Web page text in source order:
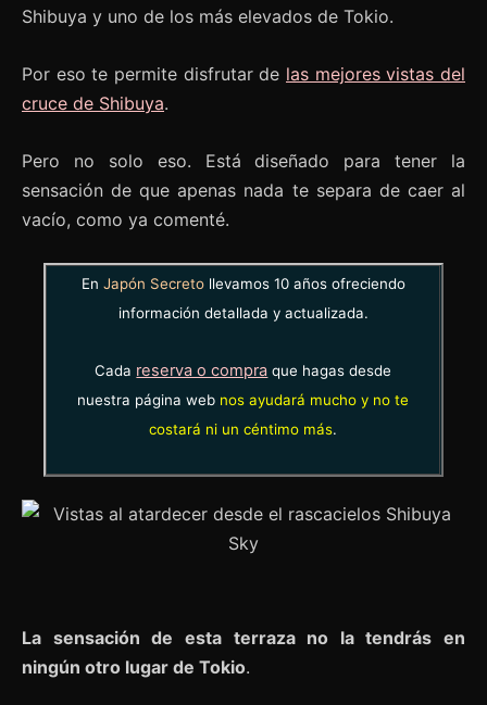
Shibuya y uno de los más elevados de Tokio.
Por eso te permite disfrutar de las mejores vistas del
cruce de Shibuya.
Pero no solo eso. Está diseñado para tener la
sensación de que apenas nada te separa de caer al
vacío, como ya comenté.
En Japón Secretollevamos 10 años ofreciendo
información detallada y actualizada.
Cada reserva o compra que hagas desde
nuestra página web nos ayudará mucho y no te
costará ni un céntimo más.
La sensación de esta terraza no la tendrás en
ningún otro lugar de Tokio.